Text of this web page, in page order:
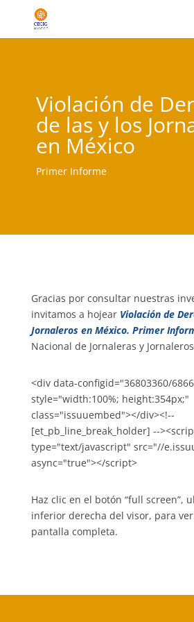
Violación de
de las y los
en México
Primer Informe
Gracias por consultar nuestras
invitamos a hojear Violación de
Jornaleros en México. Primer
Nacional de Jornaleras y
<div data-configid="36803360/
style="width:100%; height:354px;"
class="issuuembed"></div><!--
[et_pb_line_break_holder] --
type="text/javascript" src="//
async="true"></script>
Haz clic en el botón “full screen”,
inferior derecha del visor, para
pantalla completa.